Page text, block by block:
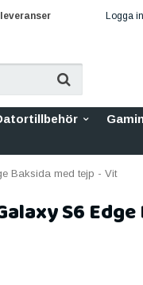
Logga in
Baksida med tejp - Vit
S6